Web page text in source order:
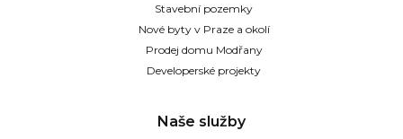
Stavební pozemky
Nové byty v Praze a okolí
Prodej domu Modřany
Developerské projekty
Naše služby